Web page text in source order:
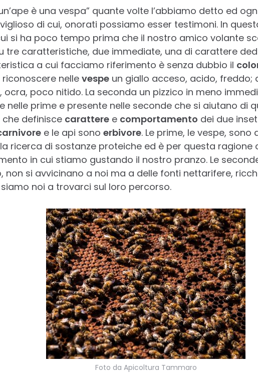
è una vespa” quante volte l’abbiamo detto ed
di cui, onorati possiamo esser testimoni. In
si ha poco tempo prima che il nostro amico volante
tre caratteristiche, due immediate, una di carattere
a cui facciamo riferimento è senza dubbio il
riconoscere nelle vespeun giallo acceso, acido, freddo;
ocra, poco nitido. La seconda un pizzico in meno
nelle prime e presente nelle seconde che si aiutano di
che definisce caratteree comportamento dei due
e le api sono erbivore. Le prime, le vespe,
ricerca di sostanze proteiche ed è per questa ragione
in cui stiamo gustando il nostro pranzo. Le
non si avvicinano a noi ma a delle fonti nettarifere,
noi a trovarci sul loro percorso.
Foto da Apicoltura Tammaro